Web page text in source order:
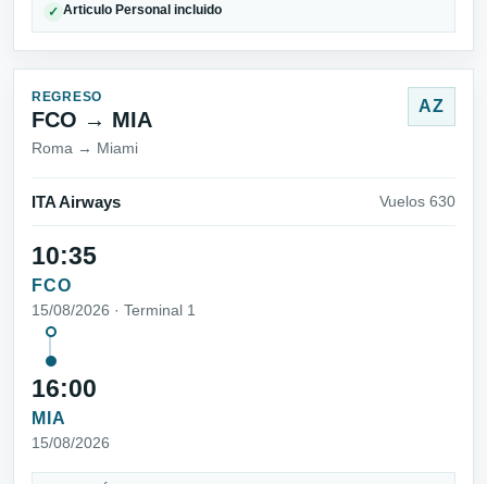
✓ Articulo Personal incluido
REGRESO
FCO → MIA
Roma → Miami
AZ
ITA Airways Vuelos 630
10:35
FCO
15/08/2026 · Terminal 1
16:00
MIA
15/08/2026